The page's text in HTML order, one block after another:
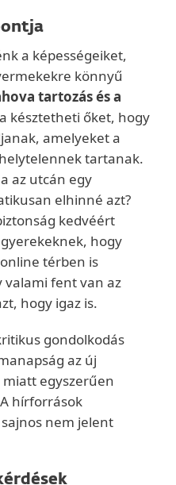
a képességeiket,
könnyű
tartozás és a
késztetheti őket, hogy
amelyeket a
tartanak.
az utcán egy
elhinné azt?
kedvéért
hogy
térben is
valami fent van az
hogy igaz is.
gondolkodás
az új
egyszerűen
hírforrások
nem jelent